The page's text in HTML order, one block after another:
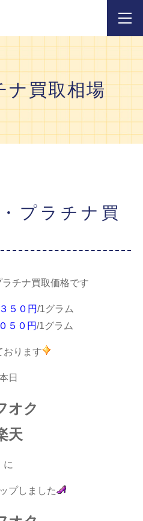
ナ買取相場
プラチナ買
チナ買取価格です
５０円/1グラム
５０円/1グラム
おります
日
オク
天
に
プしました